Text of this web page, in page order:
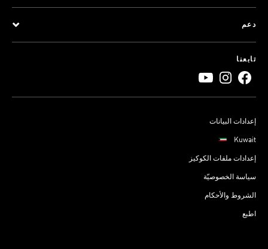
دعم
تابعنا
إعدادات البيانات
Kuwait
إعدادات ملفات الكوكيز
سياسة الخصوصيّة
الشروط والأحكام
اطبع